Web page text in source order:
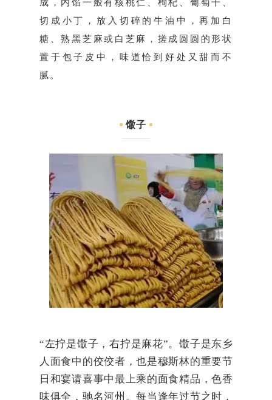
成， 内馅一般有核桃仁、枸杞、葡萄干、
切成小丁，放入切碎的牛油中，再加白
糖、熟黑芝麻或白芝麻，搓成圆圆的形状
置于包子皮中，味道恰到好处又甜而不
腻。
馓子
“左拧是馓子，右拧是麻花”。馓子是东乡
人面食中的佼佼者，也是穆斯林的重要节
日和宴请喜事中最上乘的面食精品，色香
味俱全，驰名河州。每当逢年过节之时，